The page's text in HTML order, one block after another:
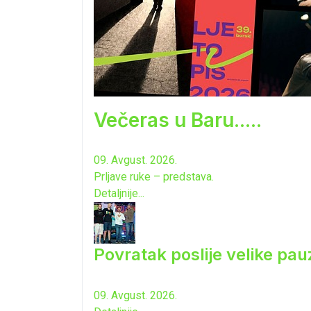
Večeras u Baru.....
09. Avgust. 2026.
Prljave ruke – predstava.
Detaljnije...
Povratak poslije velike
09. Avgust. 2026.